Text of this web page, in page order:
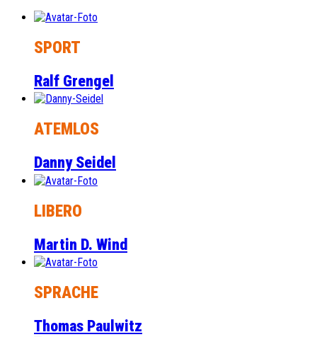
SPORT
Ralf Grengel
ATEMLOS
Danny Seidel
LIBERO
Martin D. Wind
SPRACHE
Thomas Paulwitz